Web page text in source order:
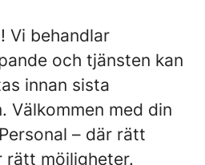
Vi behandlar
och tjänsten kan
innan sista
Välkommen med din
– där rätt
rätt möjligheter.